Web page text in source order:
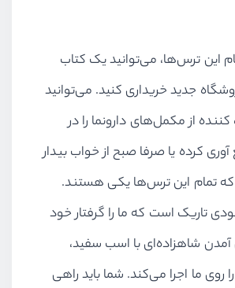
این ترس‌ها، می‌توانید یک کتاب
جدید خریداری کنید. می‌توانید
از مکمل‌های دارونما را در
کرده یا صرفا صبح از خواب بیدار
تمام این ترس‌ها یکی هستند.
تاریک است که ما را گرفتار خود
آمدن شاهزاده‌ای با اسب سفید،
روی ما اجرا می‌کند. شما باید راهی